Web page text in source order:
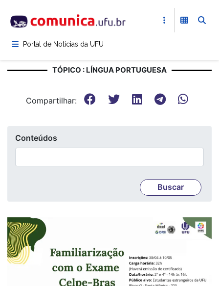
para
conteúdoPortal de Notícias da UFU
TÓPICO : LÍNGUA PORTUGUESA
Compartilhar:
Conteúdos